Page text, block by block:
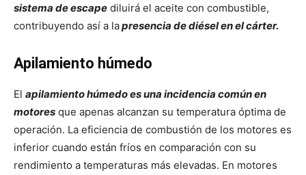
sistema de escape diluirá el aceite con combustible,
contribuyendo así a lapresencia de diésel en el cárter.
Apilamiento húmedo
El apilamiento húmedo es una incidencia común en
motores que apenas alcanzan su temperatura óptima de
operación. La eficiencia de combustión de los motores es
inferior cuando están fríos en comparación con su
rendimiento a temperaturas más elevadas. En motores